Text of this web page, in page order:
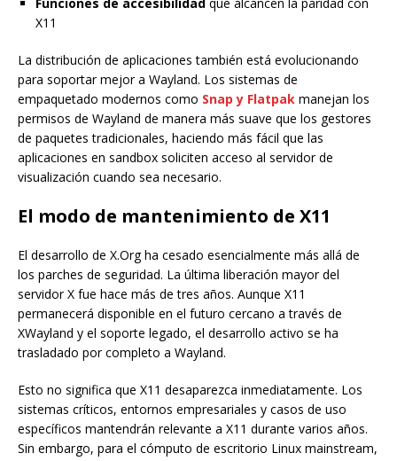
X11
La distribución de aplicaciones también está evolucionando
para soportar mejor a Wayland. Los sistemas de
empaquetado modernos como Snap y Flatpak manejan los
permisos de Wayland de manera más suave que los gestores
de paquetes tradicionales, haciendo más fácil que las
aplicaciones en sandbox soliciten acceso al servidor de
visualización cuando sea necesario.
El modo de mantenimiento de X11
El desarrollo de X.Org ha cesado esencialmente más allá de
los parches de seguridad. La última liberación mayor del
servidor X fue hace más de tres años. Aunque X11
permanecerá disponible en el futuro cercano a través de
XWayland y el soporte legado, el desarrollo activo se ha
trasladado por completo a Wayland.
Esto no significa que X11 desaparezca inmediatamente. Los
sistemas críticos, entornos empresariales y casos de uso
específicos mantendrán relevante a X11 durante varios años.
Sin embargo, para el cómputo de escritorio Linux mainstream,